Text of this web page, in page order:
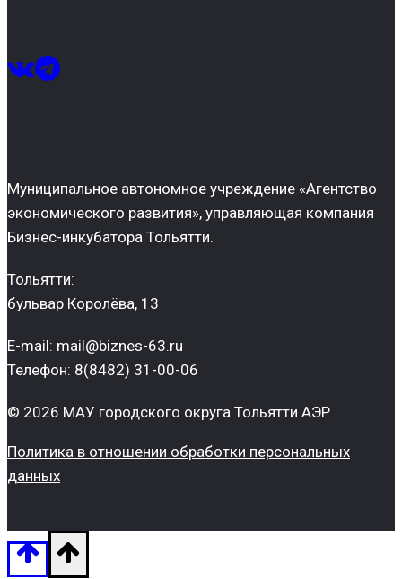
Муниципальное автономное учреждение «Агентство
экономического развития», управляющая компания
Бизнес-инкубатора Тольятти.
Тольятти:
бульвар Королёва, 13
E-mail: mail@biznes-63.ru
Телефон: 8(8482) 31-00-06
© 2026 МАУ городского округа Тольятти АЭР
Политика в отношении обработки персональных
данных